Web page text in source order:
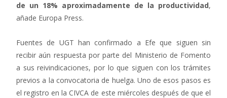
de un 18% aproximadamente de la productividad,
añade Europa Press.
Fuentes de UGT han confirmado a Efe que siguen sin
recibir aún respuesta por parte del Ministerio de Fomento
a sus reivindicaciones, por lo que siguen con los trámites
previos a la convocatoria de huelga. Uno de esos pasos es
el registro en la CIVCA de este miércoles después de que el